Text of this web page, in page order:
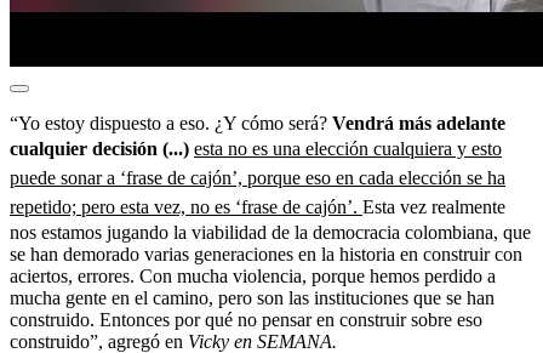
“Yo estoy dispuesto a eso. ¿Y cómo será? Vendrá más adelante
cualquier decisión (...) esta no es una elección cualquiera y esto
puede sonar a ‘frase de cajón’, porque eso en cada elección se ha
repetido; pero esta vez, no es ‘frase de cajón’. Esta vez realmente
nos estamos jugando la viabilidad de la democracia colombiana, que
se han demorado varias generaciones en la historia en construir con
aciertos, errores. Con mucha violencia, porque hemos perdido a
mucha gente en el camino, pero son las instituciones que se han
construido. Entonces por qué no pensar en construir sobre eso
construido”, agregó en Vicky en SEMANA.